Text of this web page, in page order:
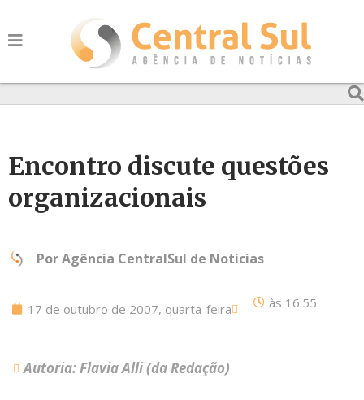
Encontro discute questões
organizacionais
PorAgência CentralSul de Notícias
17 de outubro de 2007, quarta-feira às 16:55
Autoria: Flavia Alli (da Redação)